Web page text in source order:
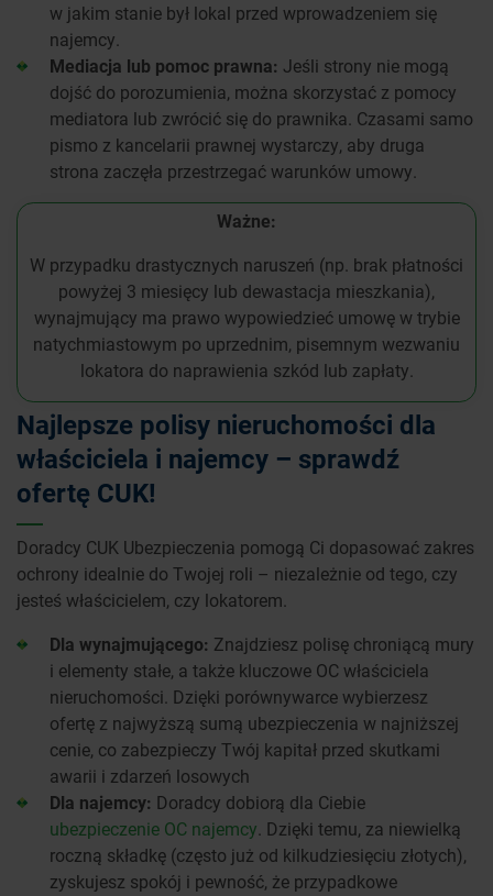
w jakim stanie był lokal przed wprowadzeniem się
najemcy.
Mediacja lub pomoc prawna: Jeśli strony nie mogą
dojść do porozumienia, można skorzystać z pomocy
mediatora lub zwrócić się do prawnika. Czasami samo
pismo z kancelarii prawnej wystarczy, aby druga
strona zaczęła przestrzegać warunków umowy.
Ważne:
W przypadku drastycznych naruszeń (np. brak płatności
powyżej 3 miesięcy lub dewastacja mieszkania),
wynajmujący ma prawo wypowiedzieć umowę w trybie
natychmiastowym po uprzednim, pisemnym wezwaniu
lokatora do naprawienia szkód lub zapłaty.
Najlepsze polisy nieruchomości dla
właściciela i najemcy – sprawdź
ofertę CUK!
Doradcy CUK Ubezpieczenia pomogą Ci dopasować zakres
ochrony idealnie do Twojej roli – niezależnie od tego, czy
jesteś właścicielem, czy lokatorem.
Dla wynajmującego: Znajdziesz polisę chroniącą mury
i elementy stałe, a także kluczowe OC właściciela
nieruchomości. Dzięki porównywarce wybierzesz
ofertę z najwyższą sumą ubezpieczenia w najniższej
cenie, co zabezpieczy Twój kapitał przed skutkami
awarii i zdarzeń losowych
Dla najemcy: Doradcy dobiorą dla Ciebie
ubezpieczenie OC najemcy. Dzięki temu, za niewielką
roczną składkę (często już od kilkudziesięciu złotych),
zyskujesz spokój i pewność, że przypadkowe